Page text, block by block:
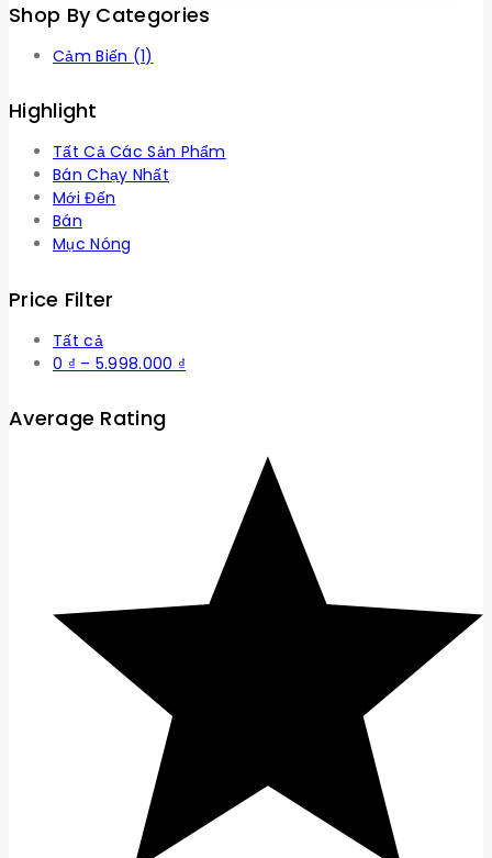
Shop By Categories
Cảm Biến (1)
Highlight
Tất Cả Các Sản Phẩm
Bán Chạy Nhất
Mới Đến
Bán
Mục Nóng
Price Filter
Tất cả
0 ₫ – 5.998.000 ₫
5.998.000 ₫
Average Rating